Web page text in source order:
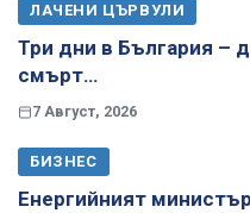
ЛАЧЕНИ ЦЪРВУЛИ
Три дни в България –
смърт…
7 Август, 2026
БИЗНЕС
Енергийният